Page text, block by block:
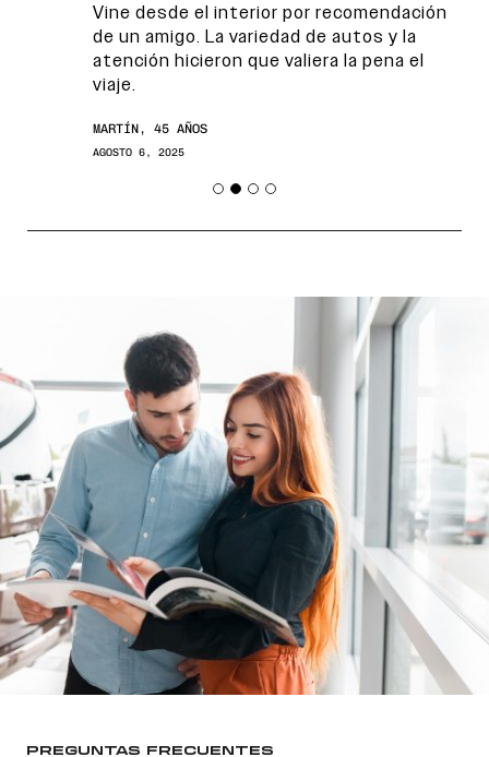
Encontranos en
Vine desde el interior por recomendación
de un amigo. La variedad de autos y la
atención hicieron que valiera la pena el
viaje.
MARTÍN, 45 AÑOS
AGOSTO 6, 2025
PREGUNTAS FRECUENTES